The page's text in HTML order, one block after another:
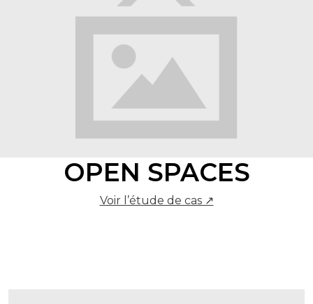
OPEN SPACES
Voir l’étude de cas ↗